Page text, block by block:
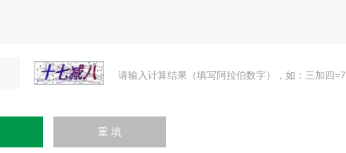
请输入计算结果（填写阿拉伯数字），如：三加四=7